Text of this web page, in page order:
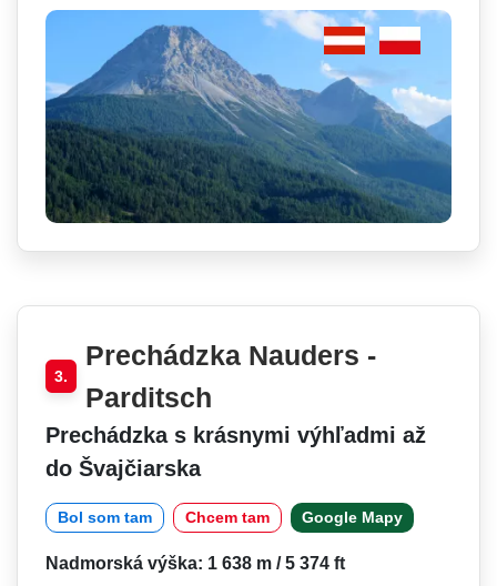
3.
Prechádzka Nauders -
Parditsch
Prechádzka s krásnymi výhľadmi až
do Švajčiarska
Bol som tam Chcem tam Google Mapy
Nadmorská výška: 1 638 m / 5 374 ft